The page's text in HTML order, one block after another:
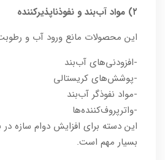
۲) مواد آب‌بند و نفوذناپذیرکننده
این محصولات مانع ورود آب و
-افزودنی‌های آب‌بند
-پوشش‌های کریستالی
-مواد نفوذگر آب‌بند
-واترپروف‌کننده‌ها
این دسته برای افزایش دوام سازه
بسیار مهم است.